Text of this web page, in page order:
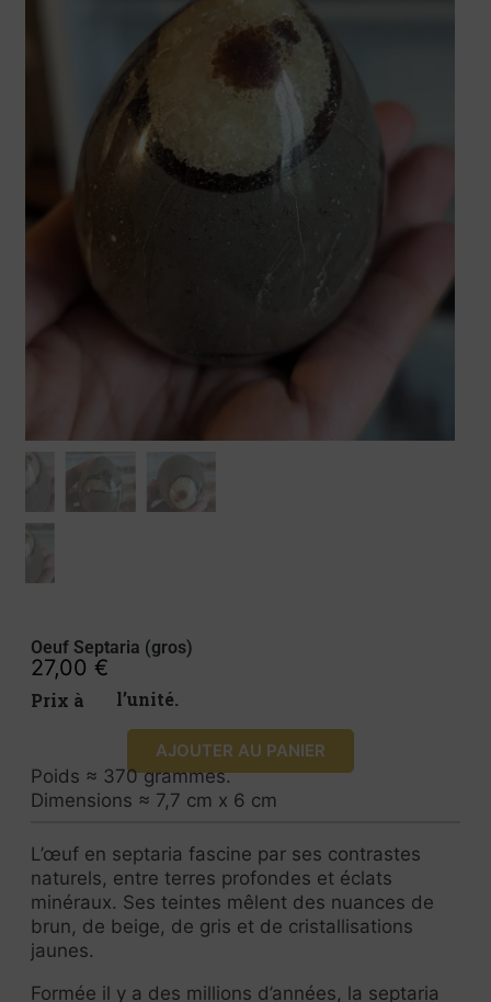
Oeuf Septaria (gros)
27,00 €
Prix à l’unité.
AJOUTER AU PANIER
Poids ≈ 370 grammes.
Dimensions ≈ 7,7 cm x 6 cm
L’œuf en septaria fascine par ses contrastes
naturels, entre terres profondes et éclats
minéraux. Ses teintes mêlent des nuances de
brun, de beige, de gris et de cristallisations
jaunes.
Formée il y a des millions d’années, la septaria